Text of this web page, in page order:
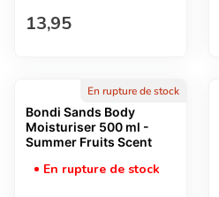
Prix normal
13,95
En rupture de stock
Bondi Sands Body
Moisturiser 500 ml -
Summer Fruits Scent
En rupture de stock